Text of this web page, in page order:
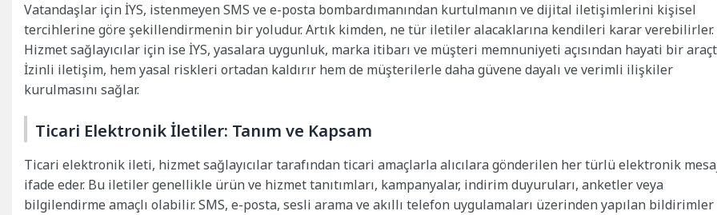
Vatandaşlar için İYS, istenmeyen SMS ve e-posta bombardımanından kurtulmanın ve dijital iletişimlerini kişisel
tercihlerine göre şekillendirmenin bir yoludur. Artık kimden, ne tür iletiler alacaklarına kendileri karar verebilirler.
Hizmet sağlayıcılar için ise İYS, yasalara uygunluk, marka itibarı ve müşteri memnuniyeti açısından hayati bir
İzinli iletişim, hem yasal riskleri ortadan kaldırır hem de müşterilerle daha güvene dayalı ve verimli ilişkiler
kurulmasını sağlar.
Ticari Elektronik İletiler: Tanım ve Kapsam
Ticari elektronik ileti, hizmet sağlayıcılar tarafından ticari amaçlarla alıcılara gönderilen her türlü elektronik
ifade eder. Bu iletiler genellikle ürün ve hizmet tanıtımları, kampanyalar, indirim duyuruları, anketler veya
bilgilendirme amaçlı olabilir. SMS, e-posta, sesli arama ve akıllı telefon uygulamaları üzerinden yapılan bildirimler